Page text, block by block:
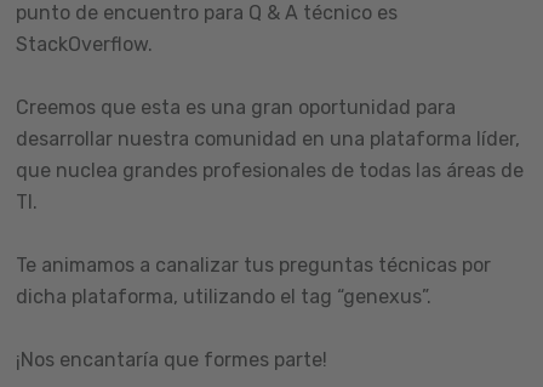
punto de encuentro para Q & A técnico es
StackOverflow.
Creemos que esta es una gran oportunidad para
desarrollar nuestra comunidad en una plataforma líder,
que nuclea grandes profesionales de todas las áreas de
TI.
Te animamos a canalizar tus preguntas técnicas por
dicha plataforma, utilizando el tag “genexus”.
¡Nos encantaría que formes parte!